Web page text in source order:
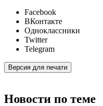
Facebook
ВКонтакте
Одноклассники
Twitter
Telegram
Версия для печати
Новости по теме